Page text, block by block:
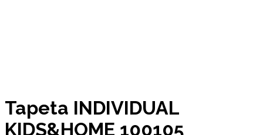
Tapeta INDIVIDUAL
KIDS&HOME 100105